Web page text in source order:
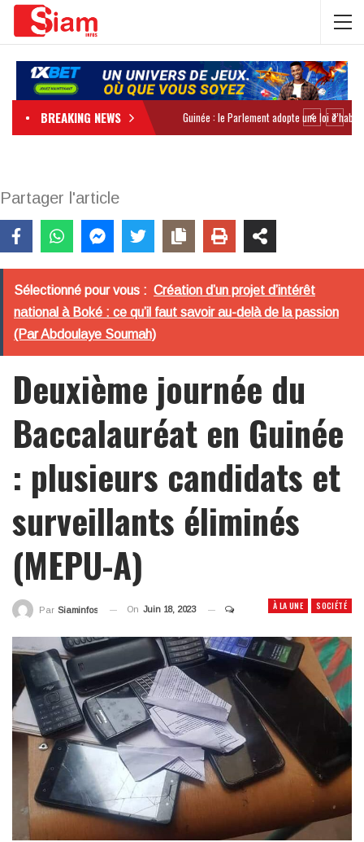
BREAKING NEWS
Partager l'article
Sélectionné pour vous : Création d’un projet d’intérêt
national à Boké : ce qu’il faut savoir au-delà de la passion
(Par Abdoulaye Soumah)
Deuxième journée du
Baccalauréat en Guinée
: plusieurs candidats et
surveillants éliminés
(MEPU-A)
À LA UNE SOCIÉTÉ
Par Siaminfos On Juin 18, 2023